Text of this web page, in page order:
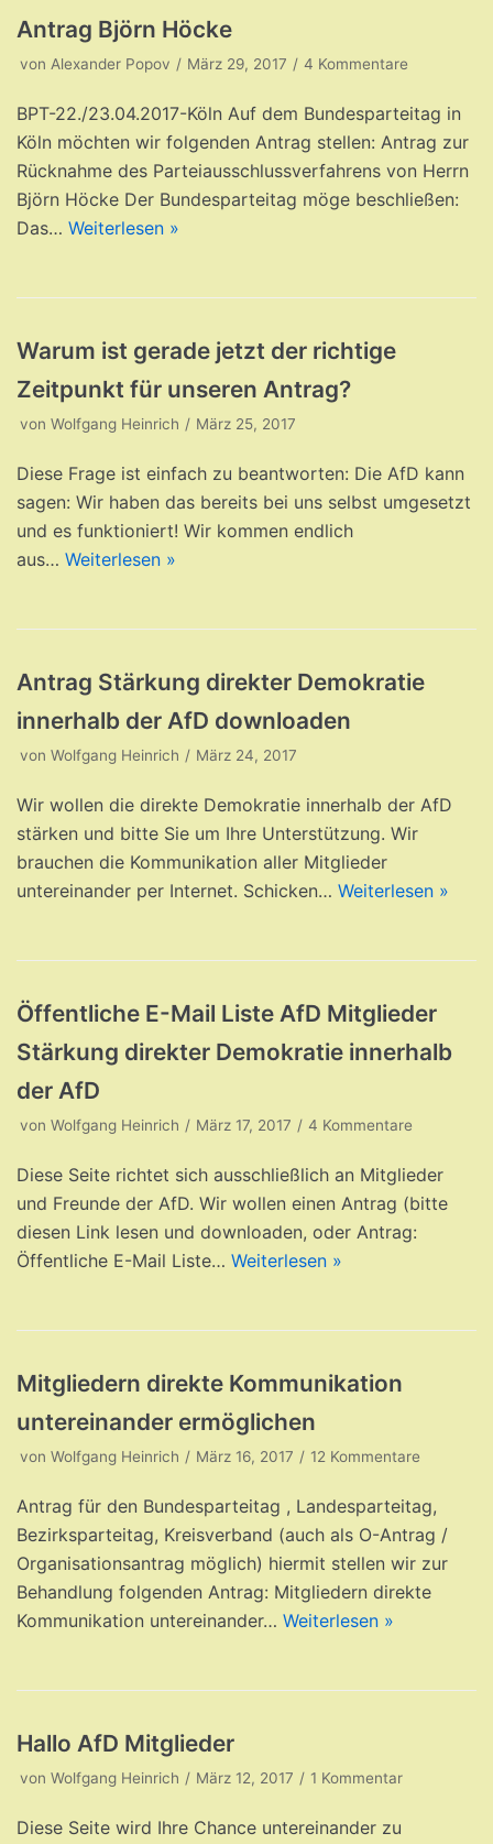
Antrag Björn Höcke
von Alexander Popov März 29, 2017 4 Kommentare
BPT-22./23.04.2017-Köln Auf dem Bundesparteitag in
Köln möchten wir folgenden Antrag stellen: Antrag zur
Rücknahme des Parteiausschlussverfahrens von Herrn
Björn Höcke Der Bundesparteitag möge beschließen:
Das… Weiterlesen »
Warum ist gerade jetzt der richtige
Zeitpunkt für unseren Antrag?
von Wolfgang Heinrich März 25, 2017
Diese Frage ist einfach zu beantworten: Die AfD kann
sagen: Wir haben das bereits bei uns selbst umgesetzt
und es funktioniert! Wir kommen endlich
aus… Weiterlesen »
Antrag Stärkung direkter Demokratie
innerhalb der AfD downloaden
von Wolfgang Heinrich März 24, 2017
Wir wollen die direkte Demokratie innerhalb der AfD
stärken und bitte Sie um Ihre Unterstützung. Wir
brauchen die Kommunikation aller Mitglieder
untereinander per Internet. Schicken… Weiterlesen »
Öffentliche E-Mail Liste AfD Mitglieder
Stärkung direkter Demokratie innerhalb
der AfD
von Wolfgang Heinrich März 17, 2017 4 Kommentare
Diese Seite richtet sich ausschließlich an Mitglieder
und Freunde der AfD. Wir wollen einen Antrag (bitte
diesen Link lesen und downloaden, oder Antrag:
Öffentliche E-Mail Liste… Weiterlesen »
Mitgliedern direkte Kommunikation
untereinander ermöglichen
von Wolfgang Heinrich März 16, 2017 12 Kommentare
Antrag für den Bundesparteitag , Landesparteitag,
Bezirksparteitag, Kreisverband (auch als O-Antrag /
Organisationsantrag möglich) hiermit stellen wir zur
Behandlung folgenden Antrag: Mitgliedern direkte
Kommunikation untereinander… Weiterlesen »
Hallo AfD Mitglieder
von Wolfgang Heinrich März 12, 2017 1 Kommentar
Diese Seite wird Ihre Chance untereinander zu